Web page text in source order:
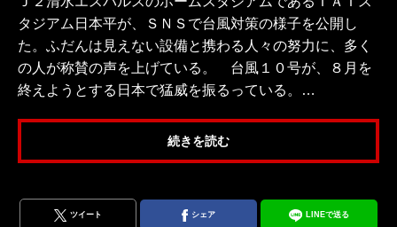
タジアム日本平が、ＳＮＳで台風対策の様子を公開し
た。ふだんは見えない設備と携わる人々の努力に、多く
の人が称賛の声を上げている。 台風１０号が、８月を
終えようとする日本で猛威を振るっている。…
続きを読む
ツイート シェア LINEで送る